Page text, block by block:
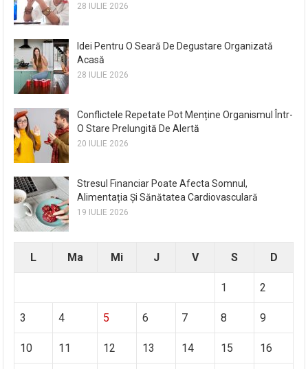
28 IULIE 2026
Idei Pentru O Seară De Degustare Organizată
Acasă
28 IULIE 2026
Conflictele Repetate Pot Menține Organismul Într-
O Stare Prelungită De Alertă
20 IULIE 2026
Stresul Financiar Poate Afecta Somnul,
Alimentația Și Sănătatea Cardiovasculară
19 IULIE 2026
L Ma Mi J V S D
1 2
3 4 5 6 7 8 9
10 11 12 13 14 15 16